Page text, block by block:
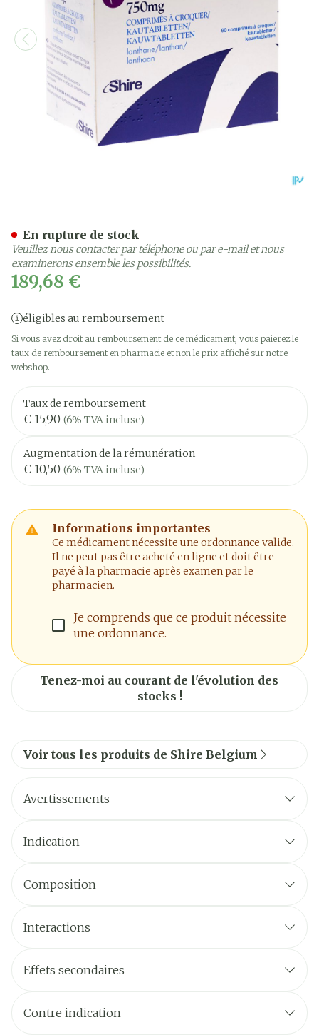
189,68 €
éligibles au remboursement
Si vous avez droit au remboursement de ce médicament, vous paierez le
taux de remboursement en pharmacie et non le prix affiché sur notre
webshop.
Taux de remboursement
€ 15,90 (6% TVA incluse)
Augmentation de la rémunération
€ 10,50 (6% TVA incluse)
Informations importantes
Ce médicament nécessite une ordonnance valide.
Il ne peut pas être acheté en ligne et doit être
payé à la pharmacie après examen par le
pharmacien.
Je comprends que ce produit nécessite
une ordonnance.
Tenez-moi au courant de l'évolution des
stocks !
En rupture de stock
Veuillez nous contacter par téléphone ou par e-mail et nous
examinerons ensemble les possibilités.
Voir tous les produits de Shire Belgium
Avertissements
Indication
Composition
Interactions
Effets secondaires
Contre indication